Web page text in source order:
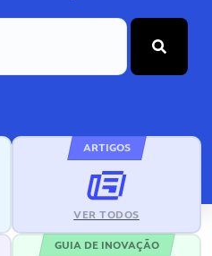
ARTIGOS
VER TODOS
GUIA DE INOVAÇÃO